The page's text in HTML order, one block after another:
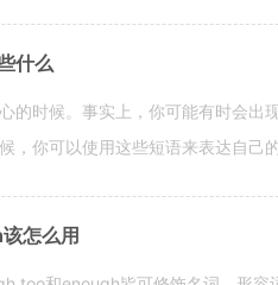
什么
的时候。事实上，你可能有时会出
，你可以使用这些短语来表达自
怎么用